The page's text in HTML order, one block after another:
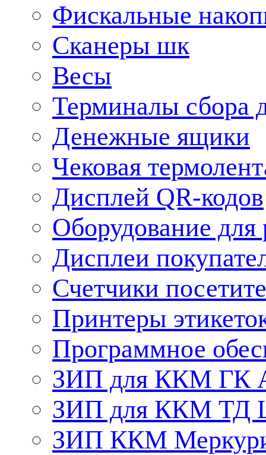
Фискальные
Сканеры шк
Весы
Терминалы сбора
Денежные ящики
Чековая
Дисплей QR-кодов
Оборудование
Дисплеи
Счетчики
Принтеры
Программное
ЗИП для ККМ ГК
ЗИП для ККМ ТД
ЗИП ККМ